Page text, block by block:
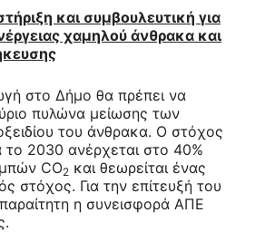
και συμβουλευτική για
χαμηλού άνθρακα και
στο Δήμο θα πρέπει να
πυλώνα μείωσης των
του άνθρακα. Ο στόχος
το 2030 ανέρχεται στο 40%
CO2 και θεωρείται ένας
στόχος. Για την επίτευξή του
η συνεισφορά ΑΠΕ